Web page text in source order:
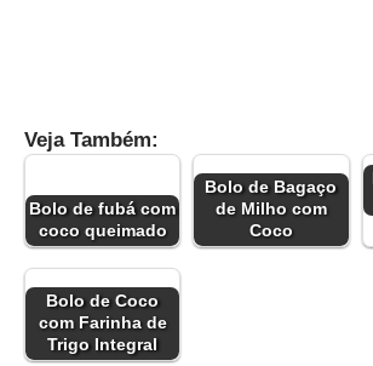
Veja Também:
Bolo de fubá com
coco queimado
Bolo de Bagaço
de Milho com
Coco
Bolo de Coco
com Farinha de
Trigo Integral